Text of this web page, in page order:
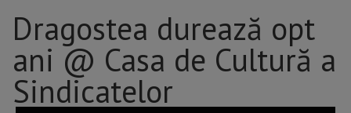
Dragostea durează opt
ani @ Casa de Cultură a
Sindicatelor